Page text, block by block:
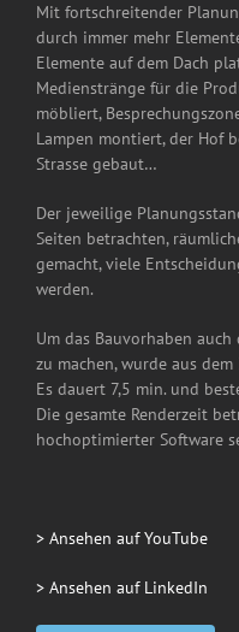
Mit fortschreitender
durch immer mehr
Elemente auf dem Dach
Medienstränge für die
möbliert,
Lampen montiert, der Hof
Strasse gebaut…
Der jeweilige
Seiten betrachten,
gemacht, viele
werden.
Um das Bauvorhaben
zu machen, wurde aus
Es dauert 7,5 min. und
Die gesamte Renderzeit
hochoptimierter Software
> Ansehen auf YouTube
> Ansehen auf LinkedIn